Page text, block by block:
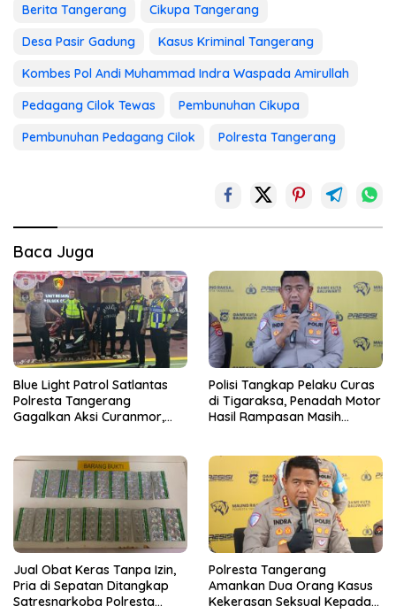
Berita Tangerang
Cikupa Tangerang
Desa Pasir Gadung
Kasus Kriminal Tangerang
Kombes Pol Andi Muhammad Indra Waspada Amirullah
Pedagang Cilok Tewas
Pembunuhan Cikupa
Pembunuhan Pedagang Cilok
Polresta Tangerang
Baca Juga
Blue Light Patrol Satlantas
Polresta Tangerang
Gagalkan Aksi Curanmor,
Polisi Tangkap Pelaku Curas
di Tigaraksa, Penadah Motor
Hasil Rampasan Masih
Jual Obat Keras Tanpa Izin,
Pria di Sepatan Ditangkap
Satresnarkoba Polresta
Polresta Tangerang
Amankan Dua Orang Kasus
Kekerasan Seksual Kepada